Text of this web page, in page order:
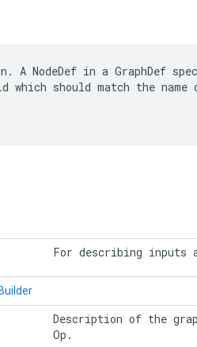
A NodeDef in a GraphDef
should match the name
For describing inputs
Description of the
Op.